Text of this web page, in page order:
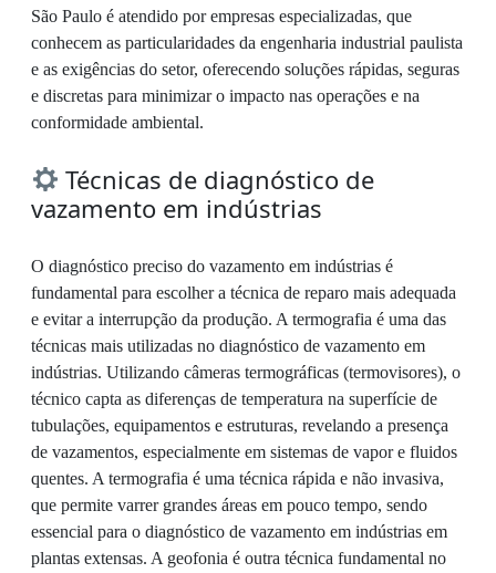
São Paulo é atendido por empresas especializadas, que
conhecem as particularidades da engenharia industrial paulista
e as exigências do setor, oferecendo soluções rápidas, seguras
e discretas para minimizar o impacto nas operações e na
conformidade ambiental.
Técnicas de diagnóstico de
vazamento em indústrias
O diagnóstico preciso do vazamento em indústrias é
fundamental para escolher a técnica de reparo mais adequada
e evitar a interrupção da produção. A termografia é uma das
técnicas mais utilizadas no diagnóstico de vazamento em
indústrias. Utilizando câmeras termográficas (termovisores), o
técnico capta as diferenças de temperatura na superfície de
tubulações, equipamentos e estruturas, revelando a presença
de vazamentos, especialmente em sistemas de vapor e fluidos
quentes. A termografia é uma técnica rápida e não invasiva,
que permite varrer grandes áreas em pouco tempo, sendo
essencial para o diagnóstico de vazamento em indústrias em
plantas extensas. A geofonia é outra técnica fundamental no